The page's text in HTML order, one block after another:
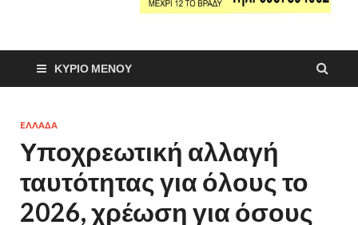
ΚΎΡΙΟ ΜΕΝΟΎ
ΕΛΛΑΔΑ
Υποχρεωτική αλλαγή
ταυτότητας για όλους το
2026, χρέωση για όσους